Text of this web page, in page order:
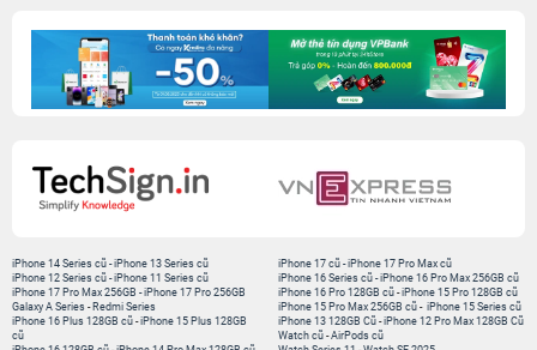
iPhone 14 Series cũ -iPhone 13 Series cũ
iPhone 12 Series cũ -iPhone 11 Series cũ
iPhone 17 Pro Max 256GB -iPhone 17 Pro 256GB
Galaxy A Series - Redmi Series
iPhone 17 cũ-iPhone 17 Pro Max cũ
iPhone 16 Series cũ- iPhone 16 Pro Max 256GB cũ
iPhone 16 Pro 128GB cũ-iPhone 15 Pro 128GB cũ
iPhone 15 Pro Max 256GB cũ- iPhone 15 Series cũ
iPhone 16 Plus 128GB cũ -iPhone 15 Plus 128GB
cũ
iPhone 13 128GB Cũ-iPhone 12 Pro Max 128GB Cũ
Watch cũ-AirPods cũ